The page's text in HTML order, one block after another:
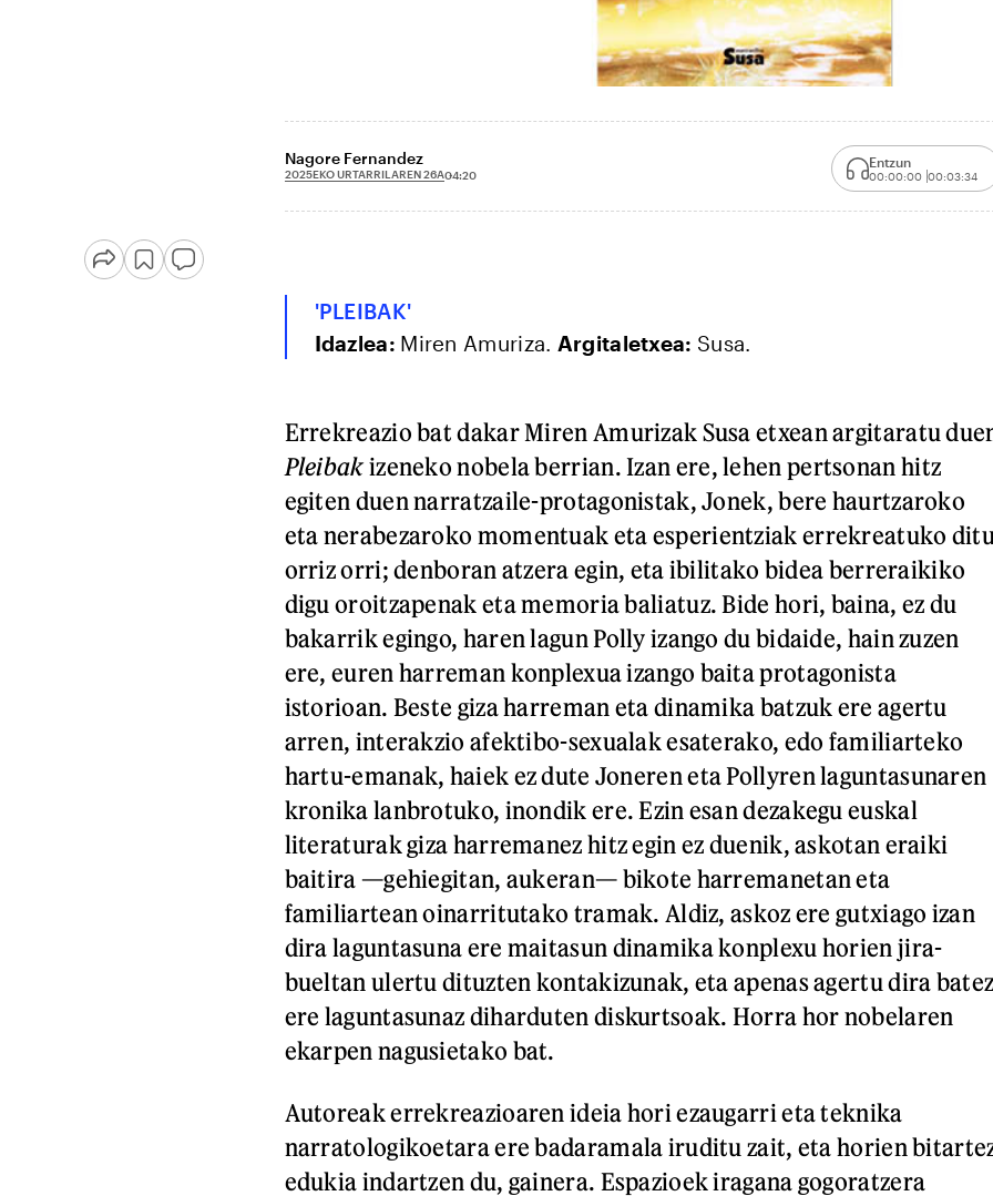
Nagore Fernandez
2025EKO URTARRILAREN 26A04:20
Entzun
00:00:00 00:03:34
'PLEIBAK'
Idazlea: Miren Amuriza. Argitaletxea: Susa.
Errekreazio bat dakar Miren Amurizak Susa etxean argitaratu
Pleibakizeneko nobela berrian. Izan ere, lehen pertsonan hitz
egiten duen narratzaile-protagonistak, Jonek, bere haurtzaroko
eta nerabezaroko momentuak eta esperientziak errekreatuko
orriz orri; denboran atzera egin, eta ibilitako bidea berreraikiko
digu oroitzapenak eta memoria baliatuz. Bide hori, baina, ez du
bakarrik egingo, haren lagun Polly izango du bidaide, hain zuzen
ere, euren harreman konplexua izango baita protagonista
istorioan. Beste giza harreman eta dinamika batzuk ere agertu
arren, interakzio afektibo-sexualak esaterako, edo familiarteko
hartu-emanak, haiek ez dute Joneren eta Pollyren laguntasunaren
kronika lanbrotuko, inondik ere. Ezin esan dezakegu euskal
literaturak giza harremanez hitz egin ez duenik, askotan eraiki
baitira —gehiegitan, aukeran— bikote harremanetan eta
familiartean oinarritutako tramak. Aldiz, askoz ere gutxiago izan
dira laguntasuna ere maitasun dinamika konplexu horien jira-
bueltan ulertu dituzten kontakizunak, eta apenas agertu dira
ere laguntasunaz diharduten diskurtsoak. Horra hor nobelaren
ekarpen nagusietako bat.
Autoreak errekreazioaren ideia hori ezaugarri eta teknika
narratologikoetara ere badaramala iruditu zait, eta horien
edukia indartzen du, gainera. Espazioek iragana gogoratzera